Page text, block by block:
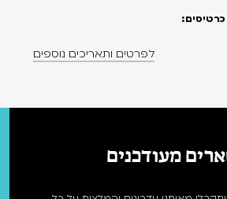
לפרטים ותאריכים נוספים
מעודכנים